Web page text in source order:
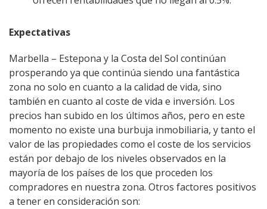
Expectativas
Marbella – Estepona y la Costa del Sol continúan
prosperando ya que continúa siendo una fantástica
zona no solo en cuanto a la calidad de vida, sino
también en cuanto al coste de vida e inversión. Los
precios han subido en los últimos años, pero en este
momento no existe una burbuja inmobiliaria, y tanto el
valor de las propiedades como el coste de los servicios
están por debajo de los niveles observados en la
mayoría de los países de los que proceden los
compradores en nuestra zona. Otros factores positivos
a tener en consideración son: